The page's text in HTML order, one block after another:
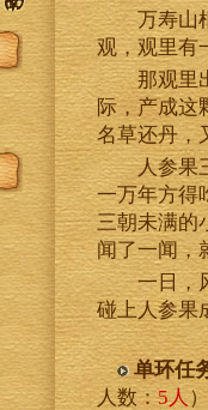
万寿山根
观，观里有
那观里出
际，产成这
名草还丹，
人参果三
一万年方得
三朝未满的
闻了一闻，
一日，风
碰上人参
单环任
人数：5人 ）